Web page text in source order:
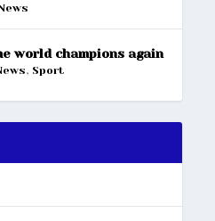
world champions again
, Sport